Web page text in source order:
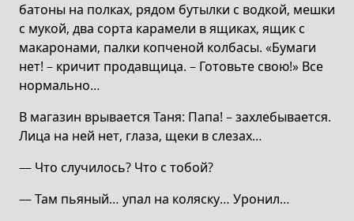
батоны на полках, рядом бутылки с водкой, мешки
с мукой, два сорта карамели в ящиках, ящик с
макаронами, палки копченой колбасы. «Бумаги
нет! – кричит продавщица. – Готовьте свою!» Все
нормально…
В магазин врывается Таня: Папа! – захлебывается.
Лица на ней нет, глаза, щеки в слезах…
— Что случилось? Что с тобой?
— Там пьяный… упал на коляску… Уронил…